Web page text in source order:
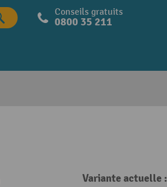
Conseils gratuits
0800 35 211
Variante actuelle :